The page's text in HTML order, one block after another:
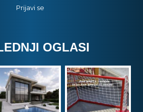
Prijavi se
OGLASI